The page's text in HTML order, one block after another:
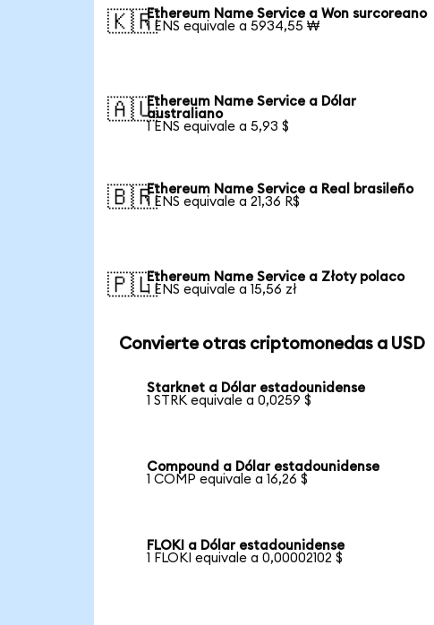
🇰🇷Ethereum Name Service a Won surcoreano
1 ENS equivale a 5934,55 ₩
🇦🇺Ethereum Name Service a Dólar
australiano
1 ENS equivale a 5,93 $
🇧🇷Ethereum Name Service a Real brasileño
1 ENS equivale a 21,36 R$
🇵🇱Ethereum Name Service a Złoty polaco
1 ENS equivale a 15,56 zł
Convierte otras criptomonedas a USD
Starknet a Dólar estadounidense
1 STRK equivale a 0,0259 $
Compound a Dólar estadounidense
1 COMP equivale a 16,26 $
FLOKI a Dólar estadounidense
1 FLOKI equivale a 0,00002102 $